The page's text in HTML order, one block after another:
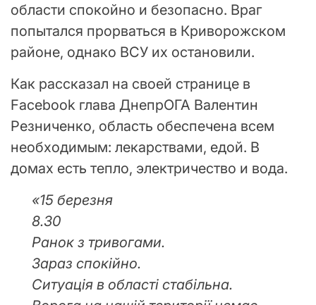
области спокойно и безопасно. Враг
попытался прорваться в Криворожском
районе, однако ВСУ их остановили.
Как рассказал на своей странице в
Facebook глава ДнепрОГА Валентин
Резниченко, область обеспечена всем
необходимым: лекарствами, едой. В
домах есть тепло, электричество и вода.
«15 березня
8.30
Ранок з тривогами.
Зараз спокійно.
Ситуація в області стабільна.